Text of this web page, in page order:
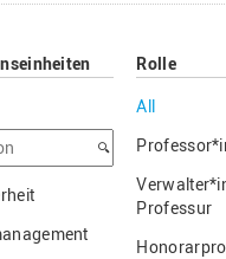
Rolle
All
Professur